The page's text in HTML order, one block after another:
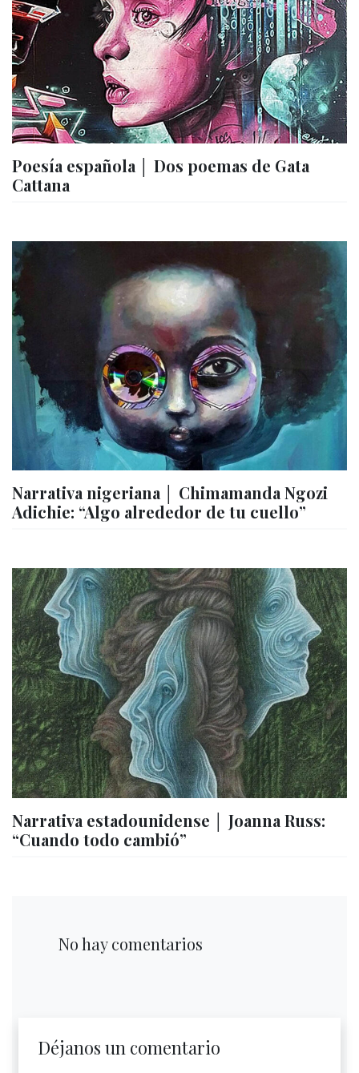
Poesía española │ Dos poemas de Gata
Cattana
Narrativa nigeriana │ Chimamanda Ngozi
Adichie: “Algo alrededor de tu cuello”
Narrativa estadounidense │ Joanna Russ:
“Cuando todo cambió”
No hay comentarios
Déjanos un comentario